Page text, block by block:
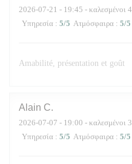
2026-07-21 - 19:45 - καλεσμένοι 4
Υπηρεσία : 5/5 Ατμόσφαιρα : 5/5
Amabilité, présentation et goût
Alain C
2026-07-07 - 19:00 - καλεσμένοι 3
Υπηρεσία : 5/5 Ατμόσφαιρα : 5/5